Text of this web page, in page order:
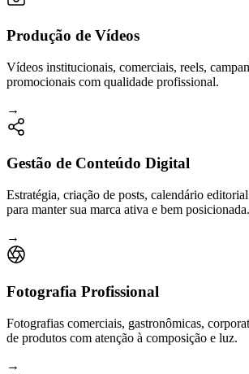
Produção de Vídeos
Vídeos institucionais, comerciais, reels,
promocionais com qualidade profissional.
→
Gestão de Conteúdo Digital
Estratégia, criação de posts, calendário
para manter sua marca ativa e bem posicionada.
→
Fotografia Profissional
Fotografias comerciais, gastronômicas,
de produtos com atenção à composição e luz.
→